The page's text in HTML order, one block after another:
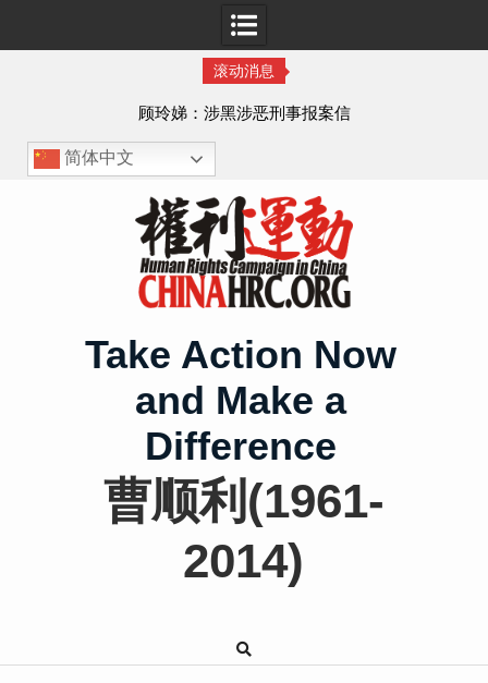
滚动消息
顾玲娣：涉黑涉恶刑事报案信
简体中文
Take Action Now
and Make a
Difference
曹顺利(1961-
2014)